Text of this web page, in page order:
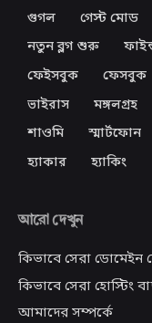
গুগল
গেস্ট মোড
নতুন ব্লগ শুরু
ফেইসবুক
ফেসবুক
ভাইরাস
মঙ্গলগ্রহ
শাওমি
স্মার্টফোন
হ্যাকার
হ্যাকিং
আরো দেখুন
কিভাবে সেরা ডোমেইন
কিভাবে সেরা হোস্টিং
আমাদের সম্পর্কে